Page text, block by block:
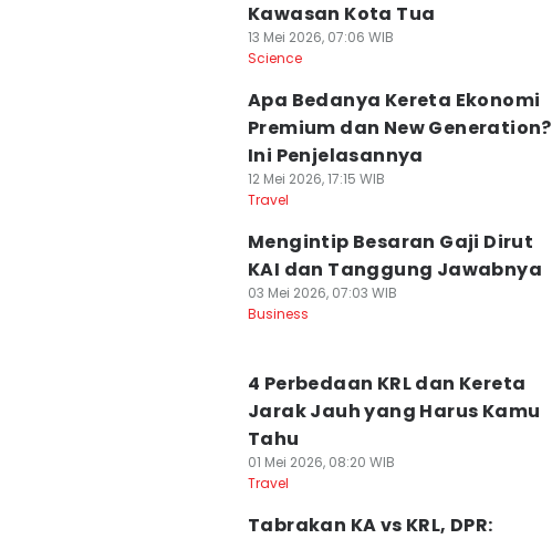
Kawasan Kota Tua
13 Mei 2026, 07:06 WIB
Science
Apa Bedanya Kereta Ekonomi
Premium dan New Generation?
Ini Penjelasannya
12 Mei 2026, 17:15 WIB
Travel
Mengintip Besaran Gaji Dirut
KAI dan Tanggung Jawabnya
03 Mei 2026, 07:03 WIB
Business
4 Perbedaan KRL dan Kereta
Jarak Jauh yang Harus Kamu
Tahu
01 Mei 2026, 08:20 WIB
Travel
Tabrakan KA vs KRL, DPR: